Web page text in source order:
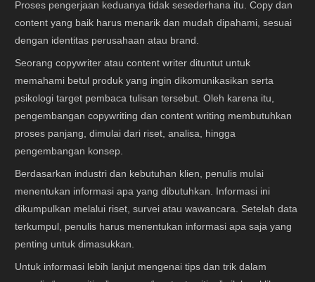
Proses pengerjaan keduanya tidak sesederhana itu. Copy dan
content yang baik harus menarik dan mudah dipahami, sesuai
dengan identitas perusahaan atau brand.
Seorang copywriter atau content writer dituntut untuk
memahami betul produk yang ingin dikomunikasikan serta
psikologi target pembaca tulisan tersebut. Oleh karena itu,
pengembangan copywriting dan content writing membutuhkan
proses panjang, dimulai dari riset, analisa, hingga
pengembangan konsep.
Berdasarkan industri dan kebutuhan klien, penulis mulai
menentukan informasi apa yang dibutuhkan. Informasi ini
dikumpulkan melalui riset, survei atau wawancara. Setelah data
terkumpul, penulis harus menentukan informasi apa saja yang
penting untuk dimasukkan.
Untuk informasi lebih lanjut mengenai tips dan trik dalam